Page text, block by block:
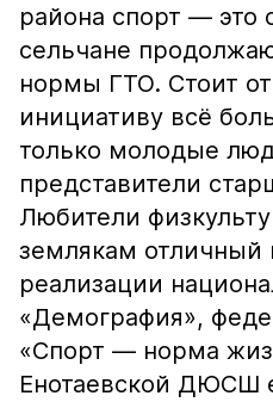
района спорт — это
сельчане
нормы ГТО. Стоит
инициативу всё
только молодые
представители
Любители
землякам
реализации
«Демография»,
«Спорт — норма
Енотаевской ДЮСШ